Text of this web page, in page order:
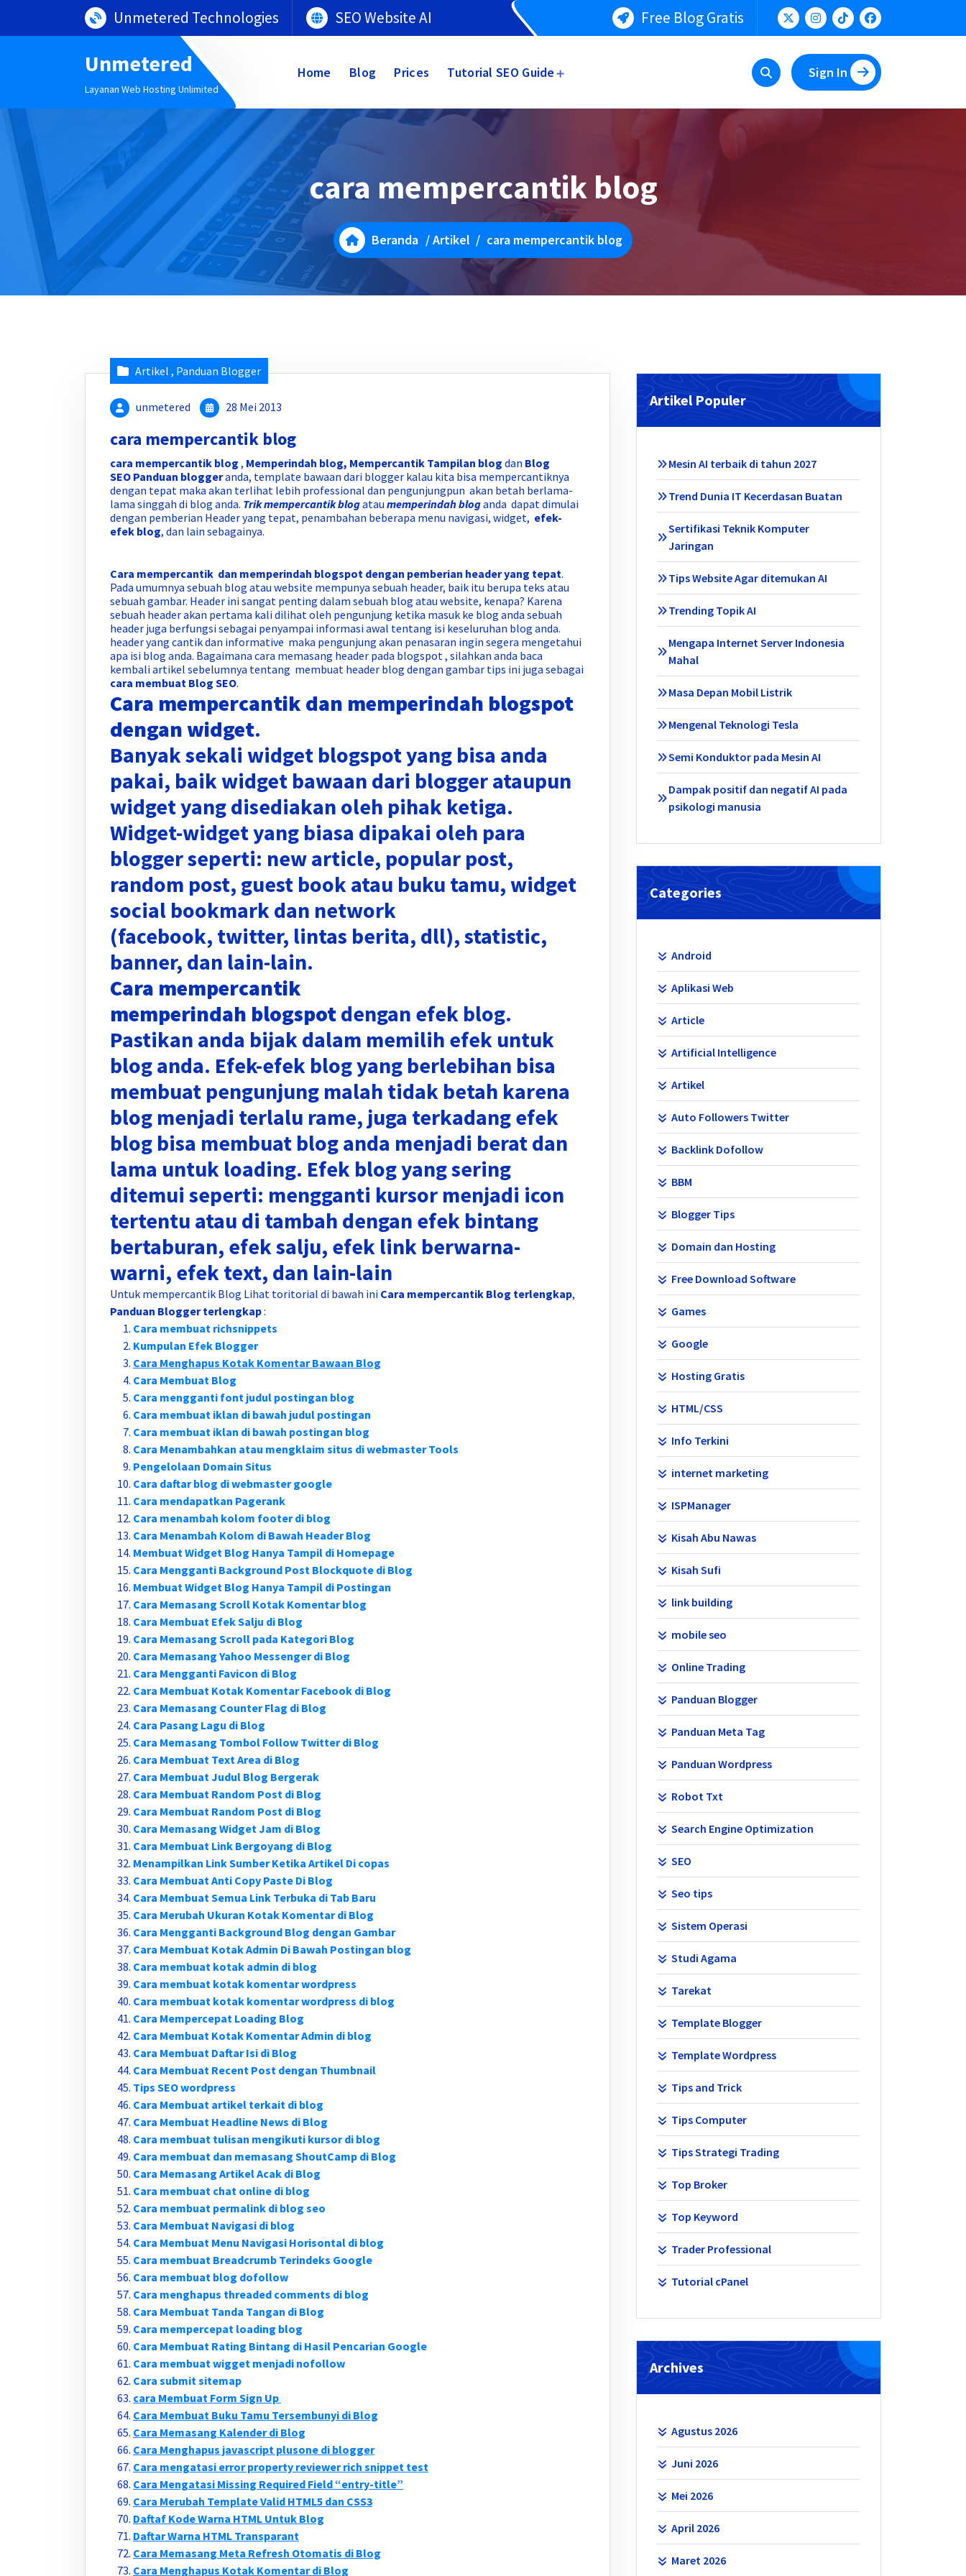
Unmetered Technologies SEO Website AI Free Blog Gratis
Unmetered
Layanan Web Hosting Unlimited
Home Blog Prices Tutorial SEO Guide Sign In
cara mempercantik blog
Beranda /Artikel / cara mempercantik blog
Artikel , Panduan Blogger
unmetered 28 Mei 2013
cara mempercantik blog
cara mempercantik blog , Memperindah blog, Mempercantik Tampilan blog dan Blog
SEO Panduan bloggeranda, template bawaan dari blogger kalau kita bisa mempercantiknya
dengan tepat maka akan terlihat lebih professional dan pengunjungpun akan betah berlama-
lama singgah di blog anda. Trik mempercantik blogatau memperindah bloganda dapat dimulai
dengan pemberian Header yang tepat, penambahan beberapa menu navigasi, widget, efek-
efek blog, dan lain sebagainya.
Cara mempercantik dan memperindah blogspot dengan pemberian header yang tepat.
Pada umumnya sebuah blog atau website mempunya sebuah header, baik itu berupa teks atau
sebuah gambar. Header ini sangat penting dalam sebuah blog atau website, kenapa? Karena
sebuah header akan pertama kali dilihat oleh pengunjung ketika masuk ke blog anda sebuah
header juga berfungsi sebagai penyampai informasi awal tentang isi keseluruhan blog anda.
header yang cantik dan informative maka pengunjung akan penasaran ingin segera mengetahui
apa isi blog anda. Bagaimana cara memasang header pada blogspot , silahkan anda baca
kembali artikel sebelumnya tentang membuat header blog dengan gambar tips ini juga sebagai
cara membuat Blog SEO.
Cara mempercantik dan memperindah blogspot
dengan widget.
Banyak sekali widget blogspot yang bisa anda
pakai, baik widget bawaan dari blogger ataupun
widget yang disediakan oleh pihak ketiga.
Widget-widget yang biasa dipakai oleh para
blogger seperti: new article, popular post,
random post, guest book atau buku tamu, widget
social bookmark dan network
(facebook, twitter, lintas berita, dll), statistic,
banner, dan lain-lain.
Cara mempercantik
memperindah blogspotdengan efek blog.
Pastikan anda bijak dalam memilih efek untuk
blog anda. Efek-efek blog yang berlebihan bisa
membuat pengunjung malah tidak betah karena
blog menjadi terlalu rame, juga terkadang efek
blog bisa membuat blog anda menjadi berat dan
lama untuk loading. Efek blog yang sering
ditemui seperti: mengganti kursor menjadi icon
tertentu atau di tambah dengan efek bintang
bertaburan, efek salju, efek link berwarna-
warni, efek text, dan lain-lain
Untuk mempercantik Blog Lihat toritorial di bawah ini Cara mempercantik Blog terlengkap,
Panduan Blogger terlengkap:
Cara membuat richsnippets
Kumpulan Efek Blogger
Cara Menghapus Kotak Komentar Bawaan Blog
Cara Membuat Blog
Cara mengganti font judul postingan blog
Cara membuat iklan di bawah judul postingan
Cara membuat iklan di bawah postingan blog
Cara Menambahkan atau mengklaim situs di webmaster Tools
Pengelolaan Domain Situs
Cara daftar blog di webmaster google
Cara mendapatkan Pagerank
Cara menambah kolom footer di blog
Cara Menambah Kolom di Bawah Header Blog
Membuat Widget Blog Hanya Tampil di Homepage
Cara Mengganti Background Post Blockquote di Blog
Membuat Widget Blog Hanya Tampil di Postingan
Cara Memasang Scroll Kotak Komentar blog
Cara Membuat Efek Salju di Blog
Cara Memasang Scroll pada Kategori Blog
Cara Memasang Yahoo Messenger di Blog
Cara Mengganti Favicon di Blog
Cara Membuat Kotak Komentar Facebook di Blog
Cara Memasang Counter Flag di Blog
Cara Pasang Lagu di Blog
Cara Memasang Tombol Follow Twitter di Blog
Cara Membuat Text Area di Blog
Cara Membuat Judul Blog Bergerak
Cara Membuat Random Post di Blog
Cara Membuat Random Post di Blog
Cara Memasang Widget Jam di Blog
Cara Membuat Link Bergoyang di Blog
Menampilkan Link Sumber Ketika Artikel Di copas
Cara Membuat Anti Copy Paste Di Blog
Cara Membuat Semua Link Terbuka di Tab Baru
Cara Merubah Ukuran Kotak Komentar di Blog
Cara Mengganti Background Blog dengan Gambar
Cara Membuat Kotak Admin Di Bawah Postingan blog
Cara membuat kotak admin di blog
Cara membuat kotak komentar wordpress
Cara membuat kotak komentar wordpress di blog
Cara Mempercepat Loading Blog
Cara Membuat Kotak Komentar Admin di blog
Cara Membuat Daftar Isi di Blog
Cara Membuat Recent Post dengan Thumbnail
Tips SEO wordpress
Cara Membuat artikel terkait di blog
Cara Membuat Headline News di Blog
Cara membuat tulisan mengikuti kursor di blog
Cara membuat dan memasang ShoutCamp di Blog
Cara Memasang Artikel Acak di Blog
Cara membuat chat online di blog
Cara membuat permalink di blog seo
Cara Membuat Navigasi di blog
Cara Membuat Menu Navigasi Horisontal di blog
Cara membuat Breadcrumb Terindeks Google
Cara membuat blog dofollow
Cara menghapus threaded comments di blog
Cara Membuat Tanda Tangan di Blog
Cara mempercepat loading blog
Cara Membuat Rating Bintang di Hasil Pencarian Google
Cara membuat wigget menjadi nofollow
Cara submit sitemap
cara Membuat Form Sign Up
Cara Membuat Buku Tamu Tersembunyi di Blog
Cara Memasang Kalender di Blog
Cara Menghapus javascript plusone di blogger
Cara mengatasi error property reviewer rich snippet test
Cara Mengatasi Missing Required Field “entry-title”
Cara Merubah Template Valid HTML5 dan CSS3
Daftaf Kode Warna HTML Untuk Blog
Daftar Warna HTML Transparant
Cara Memasang Meta Refresh Otomatis di Blog
Cara Menghapus Kotak Komentar di Blog
Artikel Populer
Mesin AI terbaik di tahun 2027
Trend Dunia IT Kecerdasan Buatan
Sertifikasi Teknik Komputer
Jaringan
Tips Website Agar ditemukan AI
Trending Topik AI
Mengapa Internet Server Indonesia
Mahal
Masa Depan Mobil Listrik
Mengenal Teknologi Tesla
Semi Konduktor pada Mesin AI
Dampak positif dan negatif AI pada
psikologi manusia
Categories
Android
Aplikasi Web
Article
Artificial Intelligence
Artikel
Auto Followers Twitter
Backlink Dofollow
BBM
Blogger Tips
Domain dan Hosting
Free Download Software
Games
Google
Hosting Gratis
HTML/CSS
Info Terkini
internet marketing
ISPManager
Kisah Abu Nawas
Kisah Sufi
link building
mobile seo
Online Trading
Panduan Blogger
Panduan Meta Tag
Panduan Wordpress
Robot Txt
Search Engine Optimization
SEO
Seo tips
Sistem Operasi
Studi Agama
Tarekat
Template Blogger
Template Wordpress
Tips and Trick
Tips Computer
Tips Strategi Trading
Top Broker
Top Keyword
Trader Professional
Tutorial cPanel
Archives
Agustus 2026
Juni 2026
Mei 2026
April 2026
Maret 2026